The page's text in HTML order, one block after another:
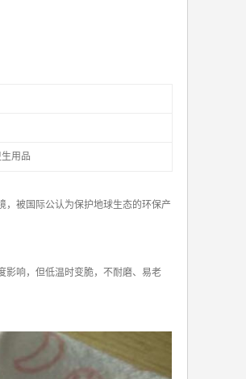
用品
，被国际公认为保护地球生态的环保产
影响，但低温时变脆，不耐磨、易老